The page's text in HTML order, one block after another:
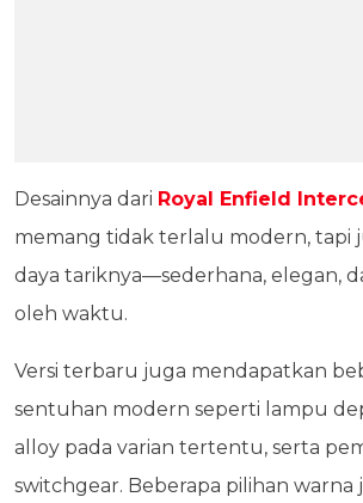
Desainnya dari Royal Enfield
memang tidak terlalu modern, tapi
daya tariknya—sederhana, elegan,
oleh waktu.
Versi terbaru juga mendapatkan
sentuhan modern seperti lampu
alloy pada varian tertentu, serta
switchgear. Beberapa pilihan warna